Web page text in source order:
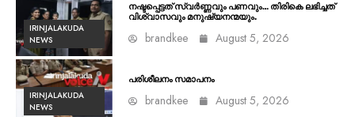
IRINJALAKUDA
NEWS
നഷ്ടപ്പെട്ടത് സ്വർണ്ണവും പണവും… തിരികെ ലഭിച്ചത്
വിശ്വാസവും മനുഷ്യനന്മയും.
brandkee August 5, 2026
IRINJALAKUDA
NEWS
പരിശീലനം സമാപനം
brandkee August 5, 2026